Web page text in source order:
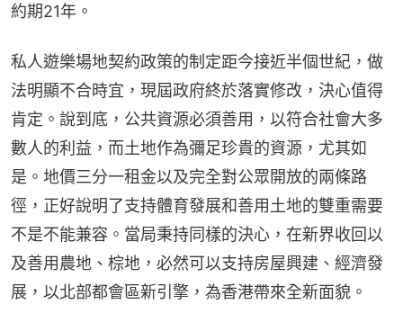
約期21年。
私人遊樂場地契約政策的制定距今接近半個世紀，做
法明顯不合時宜，現屆政府終於落實修改，決心值得
肯定。說到底，公共資源必須善用，以符合社會大多
數人的利益，而土地作為彌足珍貴的資源，尤其如
是。地價三分一租金以及完全對公眾開放的兩條路
徑，正好說明了支持體育發展和善用土地的雙重需要
不是不能兼容。當局秉持同樣的決心，在新界收回以
及善用農地、棕地，必然可以支持房屋興建、經濟發
展，以北部都會區新引擎，為香港帶來全新面貌。